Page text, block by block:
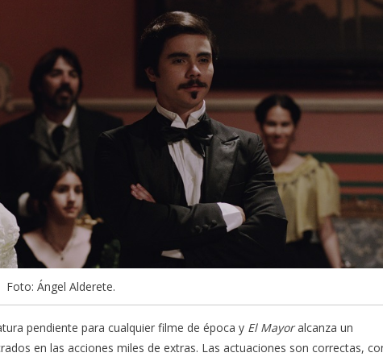
Foto: Ángel Alderete.
pendiente para cualquier filme de época y El Mayoralcanza un
en las acciones miles de extras. Las actuaciones son correctas,